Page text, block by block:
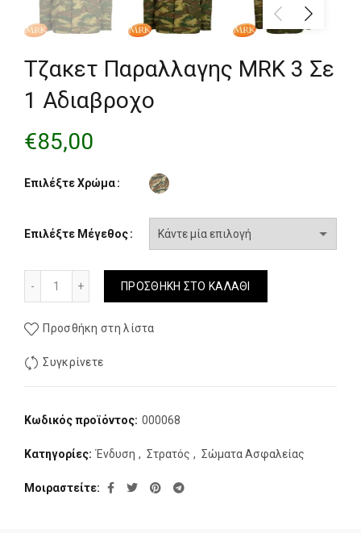
Τζακετ Παραλλαγης MRK 3 Σε
1 Αδιαβροχο
€85,00
Επιλέξτε Χρώμα
Επιλέξτε Μέγεθος
Τζακετ Παραλλαγης MRK 3 Σε 1 Αδιαβροχο ποσότητα
ΠΡΟΣΘΉΚΗ ΣΤΟ ΚΑΛΆΘΙ
Προσθήκη στη λίστα
Συγκρίνετε
Κωδικός προϊόντος: 000068
Κατηγορίες: Ένδυση , Στρατός , Σώματα Ασφαλείας
Μοιραστείτε